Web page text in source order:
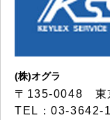
(株)オグラ
〒135-0048 東
TEL：03-3642-